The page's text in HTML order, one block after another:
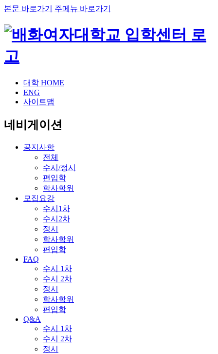
본문 바로가기 주메뉴 바로가기
대학 HOME
ENG
사이트맵
네비게이션
공지사항
전체
수시/정시
편입학
학사학위
모집요강
수시1차
수시2차
정시
학사학위
편입학
FAQ
수시 1차
수시 2차
정시
학사학위
편입학
Q&A
수시 1차
수시 2차
정시